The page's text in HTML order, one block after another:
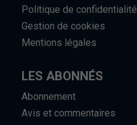
Politique de confidentialité
Gestion de cookies
Mentions légales
LES ABONNÉS
Abonnement
Avis et commentaires